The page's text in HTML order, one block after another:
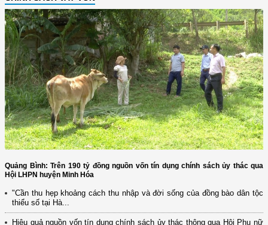
Quảng Bình: Trên 190 tỷ đồng nguồn vốn tín dụng chính sách ủy thác qua
Hội LHPN huyện Minh Hóa
"Cần thu hẹp khoảng cách thu nhập và đời sống của đồng bào dân tộc
thiểu số tại Hà...
Hiệu quả nguồn vốn tín dụng chính sách ủy thác thông qua Hội Phụ nữ